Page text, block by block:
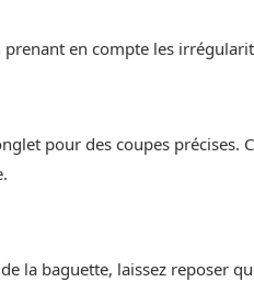
en compte les
pour des coupes précises.
la baguette, laissez reposer